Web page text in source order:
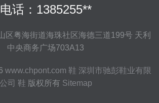
电话：1385255**
区粤海街道海珠社区海德三道199号 天利
中央商务广场703A13
www.chpont.com 鞋 深圳市驰彭鞋业有限
公司 鞋 版权所有 Sitemap